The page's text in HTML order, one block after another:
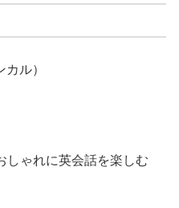
ル）
しゃれに英会話を楽しむ